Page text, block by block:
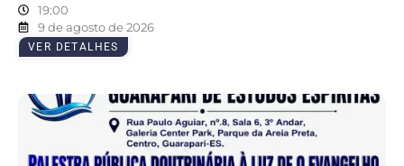
19:00
9 de agosto de 2026
VER DETALHES